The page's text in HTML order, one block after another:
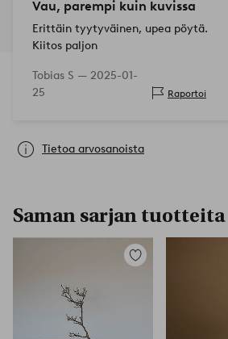
Vau, parempi kuin kuvissa
Erittäin tyytyväinen, upea pöytä.
Kiitos paljon
Tobias S — 2025-01-
25
Raportoi
Tietoa arvosanoista
Saman sarjan tuotteita
Lisää